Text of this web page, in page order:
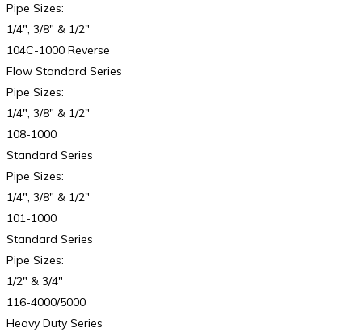
Pipe Sizes:
1/4″, 3/8″ & 1/2″
104C-1000 Reverse
Flow Standard Series
Pipe Sizes:
1/4″, 3/8″ & 1/2″
108-1000
Standard Series
Pipe Sizes:
1/4″, 3/8″ & 1/2″
101-1000
Standard Series
Pipe Sizes:
1/2″ & 3/4″
116-4000/5000
Heavy Duty Series